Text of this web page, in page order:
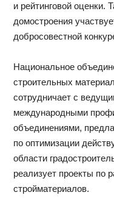
и рейтинговой оценки.
домостроения
добросовестной
Национальное
строительных
сотрудничает с
международными
объединениями,
по оптимизации
области
реализует проекты по
стройматериалов.